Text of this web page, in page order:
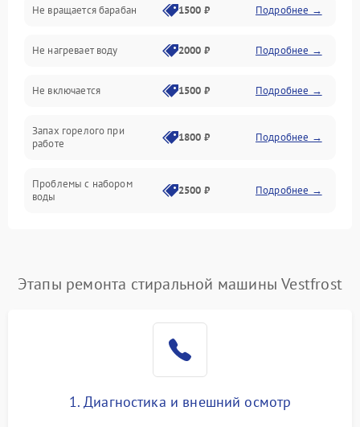
Слив
Программное обеспечение
Не вращается барабан 1500 ₽ Подробнее →
Не нагревает воду 2000 ₽ Подробнее →
Не включается 1500 ₽ Подробнее →
Запах горелого при
работе
1800 ₽ Подробнее →
Проблемы с набором
воды
2500 ₽ Подробнее →
2200 ₽ Подробнее →
Этапы ремонта стиральной машины Vestfrost
1. Диагностика и внешний осмотр